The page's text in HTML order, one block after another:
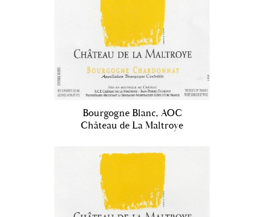
Bourgogne Blanc, AOC
Château de La Maltroye